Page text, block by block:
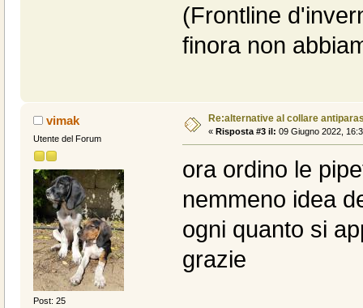
(Frontline
finora non
vimak
Utente del Forum
Post: 25
Re:alternative al collare
« Risposta #3 il: 09 Giugno 2022,
ora ordino le
nemmeno idea
ogni quanto si
grazie